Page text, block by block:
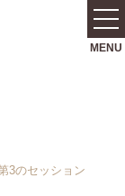
3のセッション